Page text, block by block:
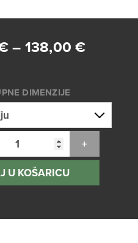
– 138,00€Raspon
75,00 €
do
138,00 €
DIMENZIJE
U KOŠARICU